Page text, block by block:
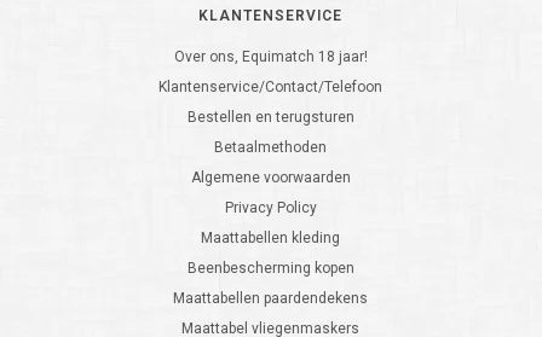
KLANTENSERVICE
Over ons, Equimatch 18 jaar!
Klantenservice/Contact/Telefoon
Bestellen en terugsturen
Betaalmethoden
Algemene voorwaarden
Privacy Policy
Maattabellen kleding
Beenbescherming kopen
Maattabellen paardendekens
Maattabel vliegenmaskers